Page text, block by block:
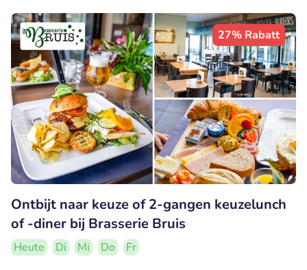
27% Rabatt
Ontbijt naar keuze of 2-gangen keuzelunch
of -diner bij Brasserie Bruis
Heute Di Mi Do
Fr